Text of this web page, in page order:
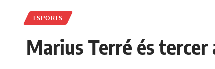
ESPORTS
Marius Terré és